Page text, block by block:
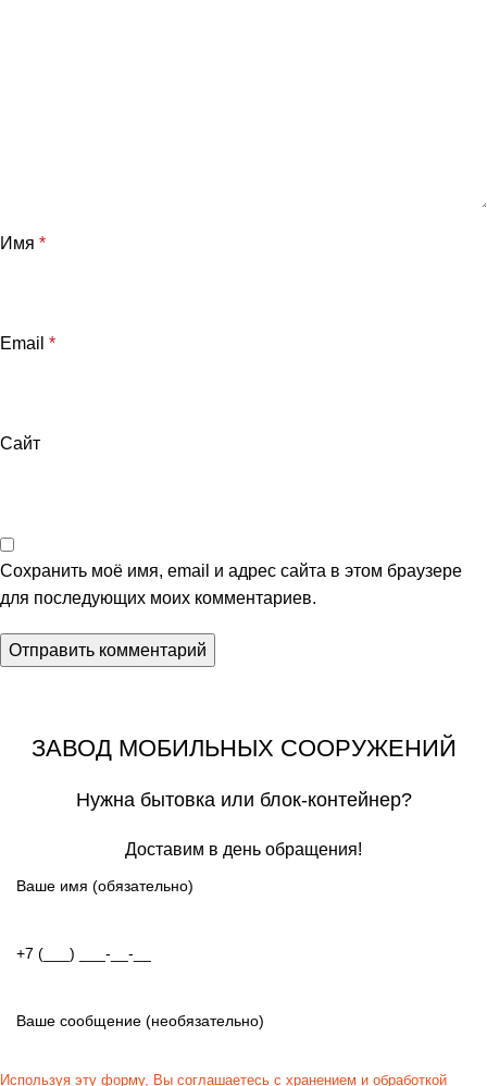
Имя *
Email *
Сайт
Сохранить моё имя, email и адрес сайта в этом браузере
для последующих моих комментариев.
ЗАВОД МОБИЛЬНЫХ СООРУЖЕНИЙ
Нужна бытовка или блок-контейнер?
Доставим в день обращения!
Используя эту форму, Вы соглашаетесь с хранением и обработкой